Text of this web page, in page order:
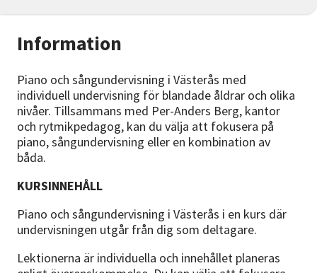
Information
Piano och sångundervisning i Västerås med
individuell undervisning för blandade åldrar och olika
nivåer. Tillsammans med Per-Anders Berg, kantor
och rytmikpedagog, kan du välja att fokusera på
piano, sångundervisning eller en kombination av
båda.
KURSINNEHÅLL
Piano och sångundervisning i Västerås i en kurs där
undervisningen utgår från dig som deltagare.
Lektionerna är individuella och innehållet planeras